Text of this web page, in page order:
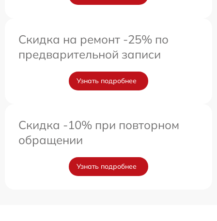
Скидка на ремонт -25% по
предварительной записи
Узнать подробнее
Скидка -10% при повторном
обращении
Узнать подробнее